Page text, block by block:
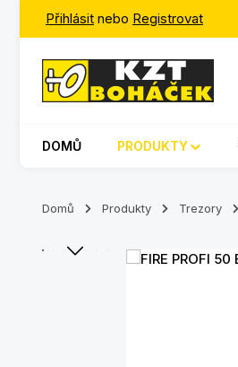
na hlavní obsah
Přeskočit na vyhledávání
Přeskočit na hlavní navigaci
Přihlásit nebo Registrovat
DOMŮ PRODUKTY
Domů Produkty Trezory
Přeskočit galerii obrázků